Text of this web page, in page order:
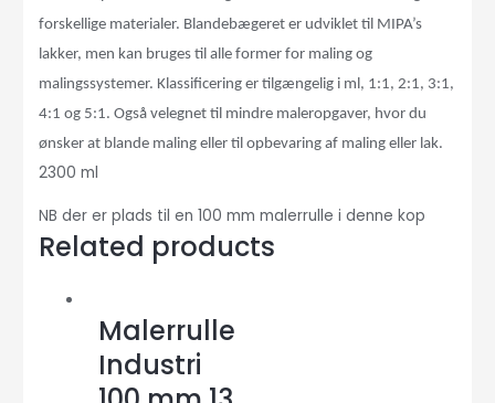
forskellige materialer. Blandebægeret er udviklet til MIPA’s
lakker, men kan bruges til alle former for maling og
malingssystemer. Klassificering er tilgængelig i ml, 1:1, 2:1, 3:1,
4:1 og 5:1. Ogsåvelegnet til mindre maleropgaver, hvor du
ønsker at blande maling eller til opbevaring af maling eller lak.
2300 ml
NB der er plads til en 100 mm malerrulle i denne kop
Related products
Malerrulle
Industri